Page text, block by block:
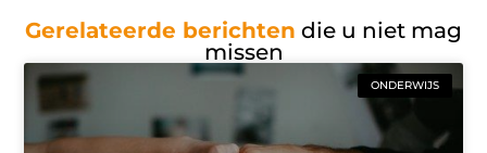
Gerelateerde berichten die u niet mag
missen
ONDERWIJS